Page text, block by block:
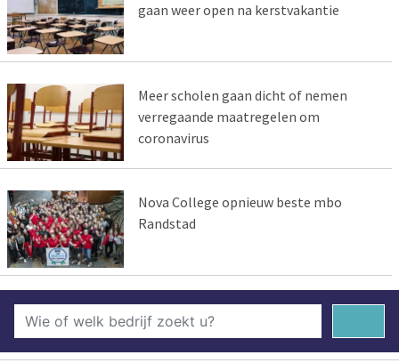
gaan weer open na kerstvakantie
Meer scholen gaan dicht of nemen
verregaande maatregelen om
coronavirus
Nova College opnieuw beste mbo
Randstad